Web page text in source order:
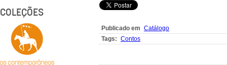
COLEÇÕES
Publicado em Catálogo
Tags: Contos